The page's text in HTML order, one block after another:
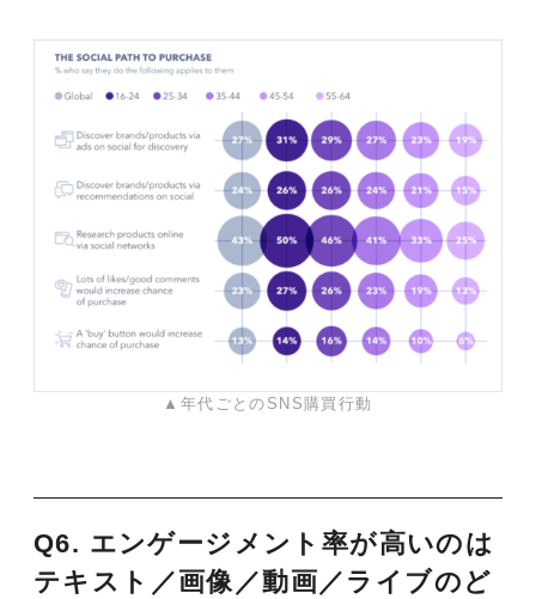
▲年代ごとのSNS購買行動
Q6. エンゲージメント率が高いのは
テキスト／画像／動画／ライブのど